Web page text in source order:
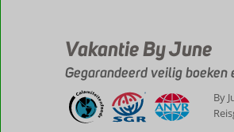
Vakantie By June
Gegarandeerd veilig boeken
By